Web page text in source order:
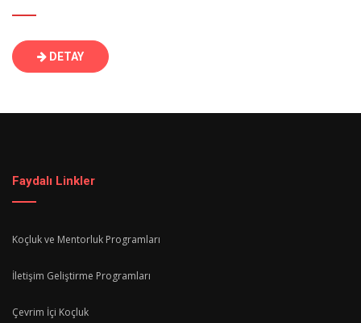
DETAY
Faydalı Linkler
Koçluk ve Mentorluk Programları
İletişim Geliştirme Programları
Çevrim İçi Koçluk